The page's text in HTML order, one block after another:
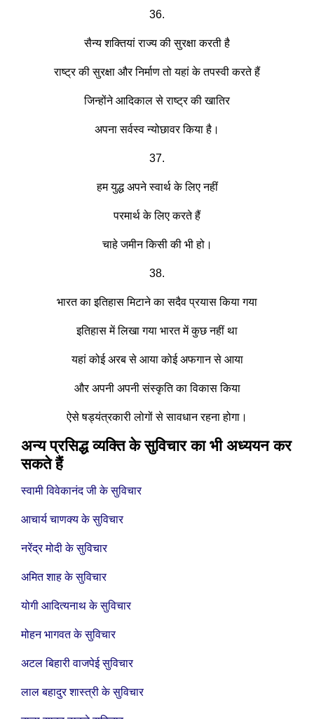
36.
सैन्य शक्तियां राज्य की सुरक्षा करती है
राष्ट्र की सुरक्षा और निर्माण तो यहां के तपस्वी करते हैं
जिन्होंने आदिकाल से राष्ट्र की खातिर
अपना सर्वस्व न्योछावर किया है।
37.
हम युद्ध अपने स्वार्थ के लिए नहीं
परमार्थ के लिए करते हैं
चाहे जमीन किसी की भी हो।
38.
भारत का इतिहास मिटाने का सदैव प्रयास किया गया
इतिहास में लिखा गया भारत में कुछ नहीं था
यहां कोई अरब से आया कोई अफगान से आया
और अपनी अपनी संस्कृति का विकास किया
ऐसे षड्यंत्रकारी लोगों से सावधान रहना होगा।
अन्य प्रसिद्ध व्यक्ति के सुविचार का भी अध्ययन कर
सकते हैं
स्वामी विवेकानंद जी के सुविचार
आचार्य चाणक्य के सुविचार
नरेंद्र मोदी के सुविचार
अमित शाह के सुविचार
योगी आदित्यनाथ के सुविचार
मोहन भागवत के सुविचार
अटल बिहारी वाजपेई सुविचार
लाल बहादुर शास्त्री के सुविचार